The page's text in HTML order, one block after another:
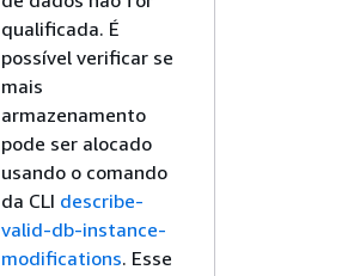
qualificada. É
possível verificar se
mais
armazenamento
pode ser alocado
usando o comando
da CLI describe-
valid-db-instance-
modifications. Esse